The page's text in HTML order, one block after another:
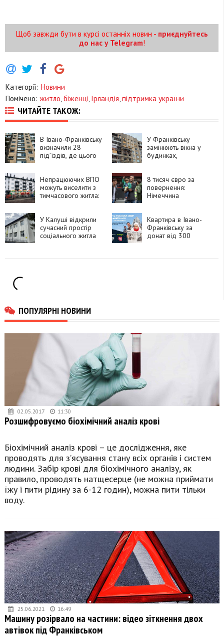
Щоб завжди бути в курсі останніх новин - приєднуйтесь
до нас у Telegram!
Категорії: Новини
Помічено: житло біженці Ірландія підтримка україни
ЧИТАЙТЕ ТАКОЖ:
В Івано-Франківську
визначили 28
під’їздів, де цього
У Франківську
замінюють вікна у
будинках,
Непрацюючих ВПО
можуть виселити з
тимчасового житла:
8 тисяч євро за
повернення:
Німеччина
біженцям
У Калуші відкрили
сучасний простір
соціального житла
Квартира в Івано-
Франківську за
донат від 300
ПОПУЛЯРНІ НОВИНИ
02.05.2017 11:30
Розшифровуємо біохімічний аналіз крові
Біохімічний аналіз крові – це дослідження, яке
проводять для з’ясування стану всіх органів і систем
людини. Забір крові для біохімічного аналізу, як
правило, проводять натщесерце (не можна приймати
їжу і пити рідину за 6-12 годин), можна пити тільки
воду.
25.06.2021 16:49
Машину розірвало на частини: відео зіткнення двох
автівок під Франківськом